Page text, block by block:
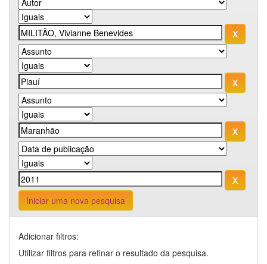
Iniciar uma nova pesquisa
Adicionar filtros:
Utilizar filtros para refinar o resultado da pesquisa.